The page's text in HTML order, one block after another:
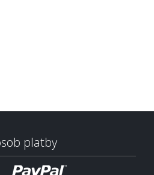
platby